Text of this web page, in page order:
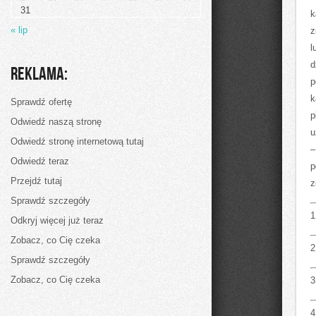
alkoholu
31
« lip
Reklama:
Sprawdź ofertę
Odwiedź naszą stronę
Odwiedź stronę internetową tutaj
Odwiedź teraz
Przejdź tutaj
Sprawdź szczegóły
Odkryj więcej już teraz
Zobacz, co Cię czeka
Sprawdź szczegóły
Zobacz, co Cię czeka